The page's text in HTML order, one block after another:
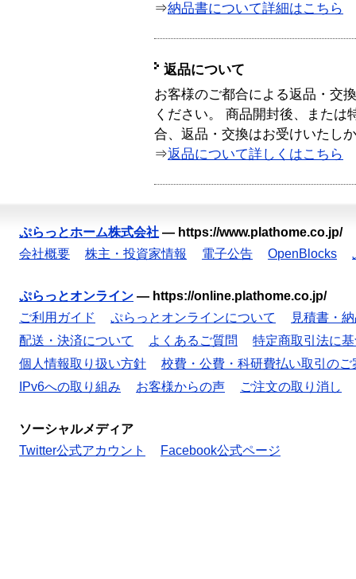
⇒納品書について詳細はこちら
返品について
お客様のご都合による返品・交
ください。 商品開封後、または
合、返品・交換はお受けいたし
⇒返品について詳しくはこちら
ぷらっとホーム株式会社 — https://www.plathome.co.jp/
会社概要
株主・投資家情報 電子公告 OpenBlocks
ぷらっとオンライン — https://online.plathome.co.jp/
ご利用ガイド
ぷらっとオンラインについて
見積書・
配送・決済について
よくあるご質問
特定商取引法に
個人情報取り扱い方針
校費・公費・科研費払い取引のご
IPv6への取り組み
お客様からの声 ご注文の取り消し
ソーシャルメディア
Twitter公式アカウント
Facebook公式ページ